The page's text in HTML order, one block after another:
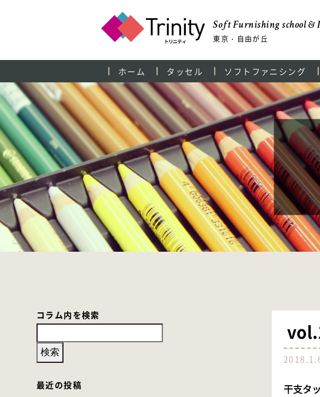
Soft Furnishing school &
東京・自由が丘
ホーム タッセル ソフトファニシング
コラム内を検索
最近の投稿
干支タ